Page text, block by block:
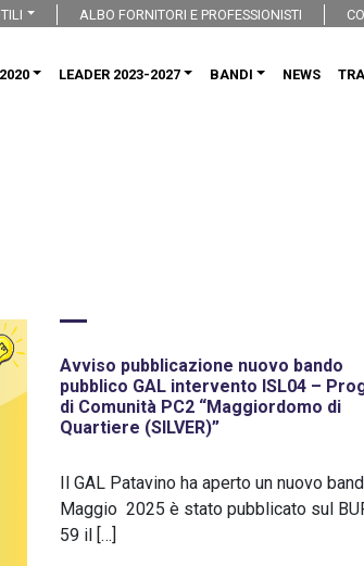
ALBO FORNITORI E PROFESSIONISTI
LEADER 2023-2027 BANDI NEWS
Avviso pubblicazione nuovo bando
pubblico GAL intervento ISL04 –
di Comunità PC2 “Maggiordomo di
Quartiere (SILVER)”
Il GAL Patavino ha aperto un nuovo
Maggio 2025 è stato pubblicato sul
59 il […]